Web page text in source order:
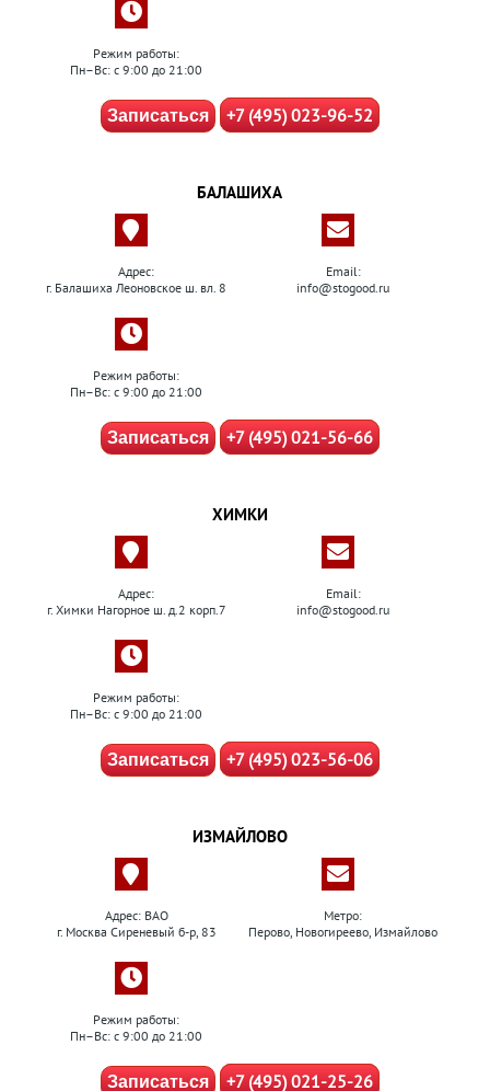
Режим работы:
Пн–Вс: с 9:00 до 21:00
Записаться +7 (495) 023-96-52
БАЛАШИХА
Адрес:
г. Балашиха Леоновское ш. вл. 8
Email:
info@stogood.ru
Режим работы:
Пн–Вс: с 9:00 до 21:00
Записаться +7 (495) 021-56-66
ХИМКИ
Адрес:
г. Химки Нагорное ш. д.2 корп.7
Email:
info@stogood.ru
Режим работы:
Пн–Вс: с 9:00 до 21:00
Записаться +7 (495) 023-56-06
ИЗМАЙЛОВО
Адрес: ВАО
г. Москва Сиреневый б-р, 83
Метро:
Перово, Новогиреево, Измайлово
Режим работы:
Пн–Вс: с 9:00 до 21:00
Записаться +7 (495) 021-25-26